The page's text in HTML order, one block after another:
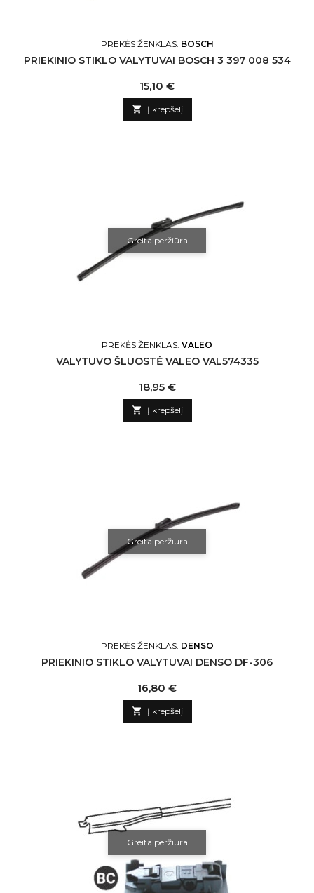
PREKĖS ŽENKLAS: BOSCH
PRIEKINIO STIKLO VALYTUVAI BOSCH 3 397 008 534
Kaina
15,10 €
 Į krepšelį
Greita peržiūra
PREKĖS ŽENKLAS: VALEO
VALYTUVO ŠLUOSTĖ VALEO VAL574335
Kaina
18,95 €
 Į krepšelį
Greita peržiūra
PREKĖS ŽENKLAS: DENSO
PRIEKINIO STIKLO VALYTUVAI DENSO DF-306
Kaina
16,80 €
 Į krepšelį
Greita peržiūra